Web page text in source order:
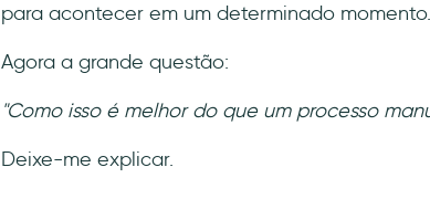
para acontecer em um determinado momento.
Agora a grande questão:
"Como isso é melhor do que um processo
Deixe-me explicar.